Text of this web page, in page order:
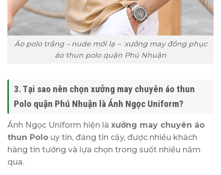
Áo polo trắng – nude mới lạ – xưởng may đồng phục
áo thun polo quận Phú Nhuận
3. Tại sao nên chọn xưởng may chuyên áo thun
Polo quận Phú Nhuận là Ánh Ngọc Uniform?
Ánh Ngọc Uniform hiện là xưởng may chuyên áo
thun Polo uy tín, đáng tin cậy, được nhiều khách
hàng tin tưởng và lựa chọn trong suốt nhiều năm
qua.